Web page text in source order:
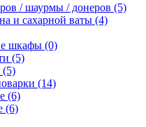
/ шаурмы / донеров (5)
и сахарной ваты (4)
шкафы (0)
(5)
(5)
(14)
(6)
(6)